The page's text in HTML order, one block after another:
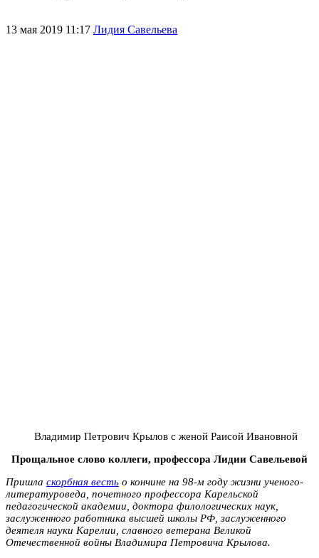
13 мая 2019 11:17 Лидия Савельева
Владимир Петрович Крылов с женой Раисой Ивановной
Прощальное слово коллеги, профессора Лидии Савельевой
Пришла скорбная весть о кончине на 98-м году жизни ученого-
литературоведа, почетного профессора Карельской
педагогической академии, доктора филологических наук,
заслуженного работника высшей школы РФ, заслуженного
деятеля науки Карелии, славного ветерана Великой
Отечественной войны Владимира Петровича Крылова.